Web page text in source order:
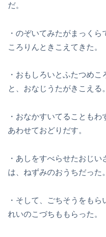
だ。
・のぞいてみたがまっく
ころりんときこえてきた。
・おもしろいとふたつめ
と、おなじうたがきこえる。
・おなかすいてることも
あわせておどりだす。
・あしをすべらせたおじ
は、ねずみのおうちだった。
・そして、ごちそうをも
れいのこづちももらった。